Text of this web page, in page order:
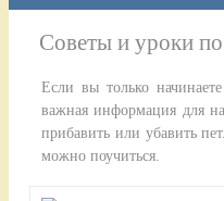
Советы и уроки
Если вы только
важная информация для
прибавить или убавить
можно поучиться.